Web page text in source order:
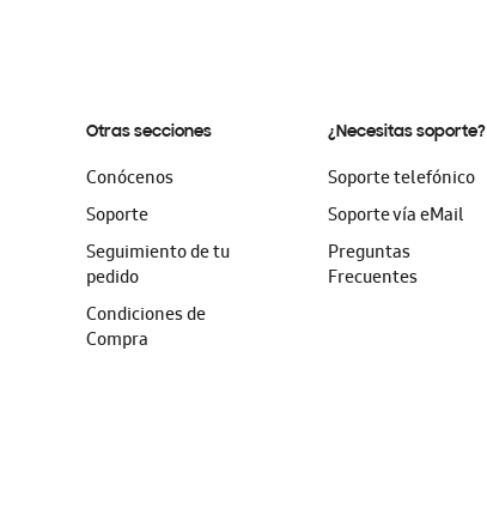
Otras secciones
Conócenos
Soporte
Seguimiento de tu
pedido
Condiciones de
Compra
¿Necesitas soporte?
Soporte telefónico
Soporte vía eMail
Preguntas
Frecuentes